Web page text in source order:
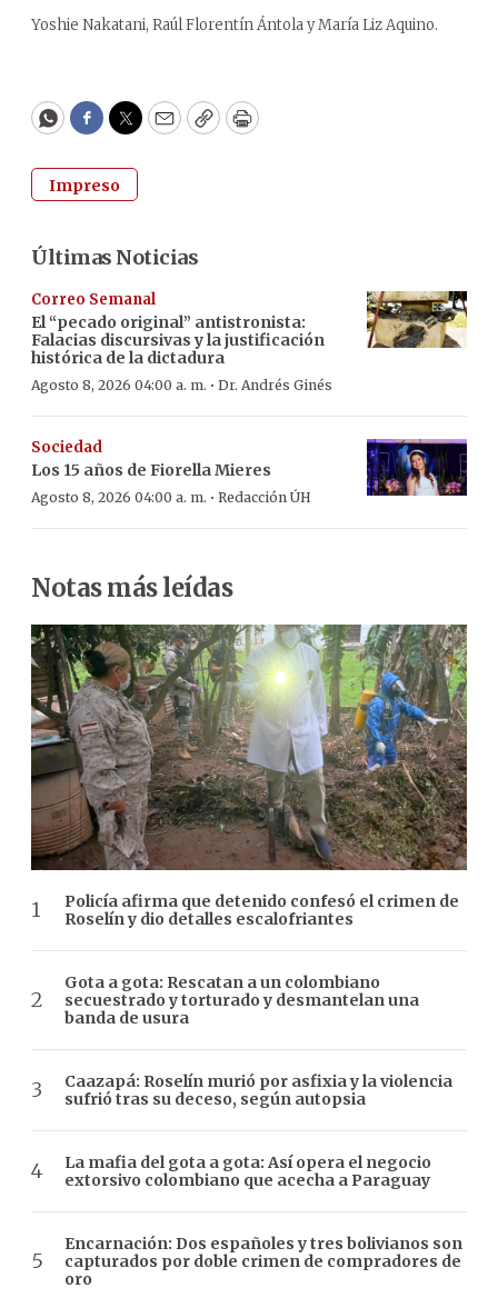
Yoshie Nakatani, Raúl Florentín Ántola y María Liz Aquino.
WhatsApp
Facebook
Twitter
EmailCopyPrint
Impreso
Últimas Noticias
Correo Semanal
El “pecado original” antistronista:
Falacias discursivas y la justificación
histórica de la dictadura
Agosto 8, 2026 04:00 a. m. · Dr. Andrés Ginés
Sociedad
Los 15 años de Fiorella Mieres
Agosto 8, 2026 04:00 a. m. · Redacción ÚH
Notas más leídas
Policía afirma que detenido confesó el crimen de
Roselín y dio detalles escalofriantes
Gota a gota: Rescatan a un colombiano
secuestrado y torturado y desmantelan una
banda de usura
Caazapá: Roselín murió por asfixia y la violencia
sufrió tras su deceso, según autopsia
La mafia del gota a gota: Así opera el negocio
extorsivo colombiano que acecha a Paraguay
Encarnación: Dos españoles y tres bolivianos son
capturados por doble crimen de compradores de
oro